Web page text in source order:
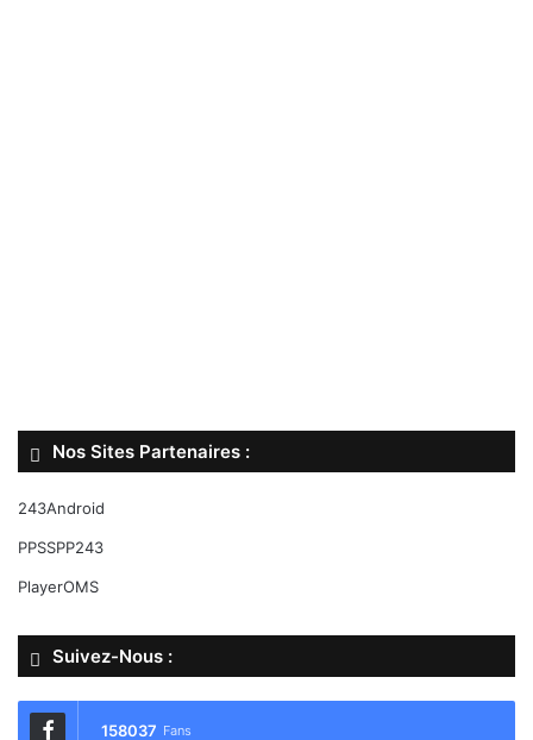
Nos Sites Partenaires :
243Android
PPSSPP243
PlayerOMS
Suivez-Nous :
158037 Fans